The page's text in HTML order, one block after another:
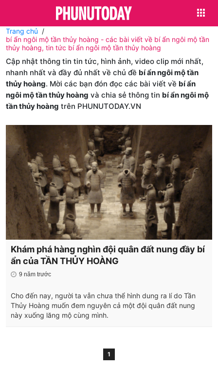
Trang chủ
bí ẩn ngôi mộ tần thủy hoàng - các bài viết về bí ẩn ngôi mộ tần
thủy hoàng, tin tức bí ẩn ngôi mộ tần thủy hoàng
Cập nhật thông tin tin tức, hình ảnh, video clip mới nhất,
nhanh nhất và đầy đủ nhất về chủ đề bí ẩn ngôi mộ tần
thủy hoàng. Mời các bạn đón đọc các bài viết về bí ẩn
ngôi mộ tần thủy hoàng và chia sẻ thông tin bí ẩn ngôi mộ
tần thủy hoàng trên PHUNUTODAY.VN
Khám phá hàng nghìn đội quân đất nung đầy bí
ẩn của TẦN THỦY HOÀNG
9 năm trước
Cho đến nay, người ta vẫn chưa thể hình dung ra lí do Tần
Thủy Hoàng muốn đem nguyên cả một đội quân đất nung
này xuống lăng mộ cùng mình.
1